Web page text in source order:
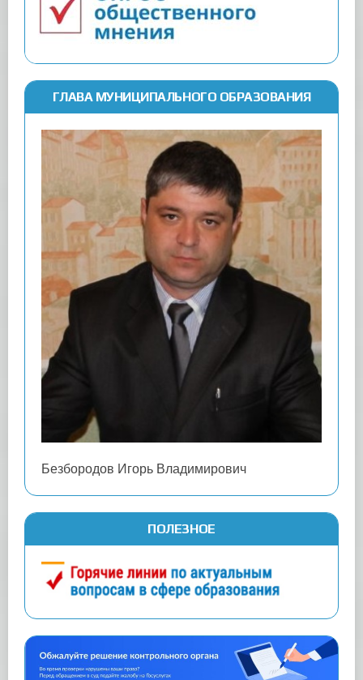
ГЛАВА МУНИЦИПАЛЬНОГО ОБРАЗОВАНИЯ
Безбородов Игорь Владимирович
ПОЛЕЗНОЕ